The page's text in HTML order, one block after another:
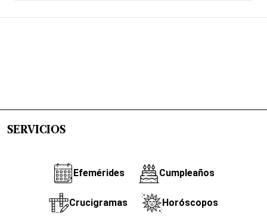
SERVICIOS
Efemérides Cumpleaños
Crucigramas Horóscopos